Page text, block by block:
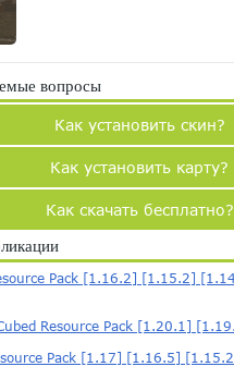
вопросы
Как установить скин?
Как установить карту?
Как скачать бесплатно?
Pack [1.16.2] [1.15.2]
Resource Pack [1.20.1]
Pack [1.17] [1.16.5]